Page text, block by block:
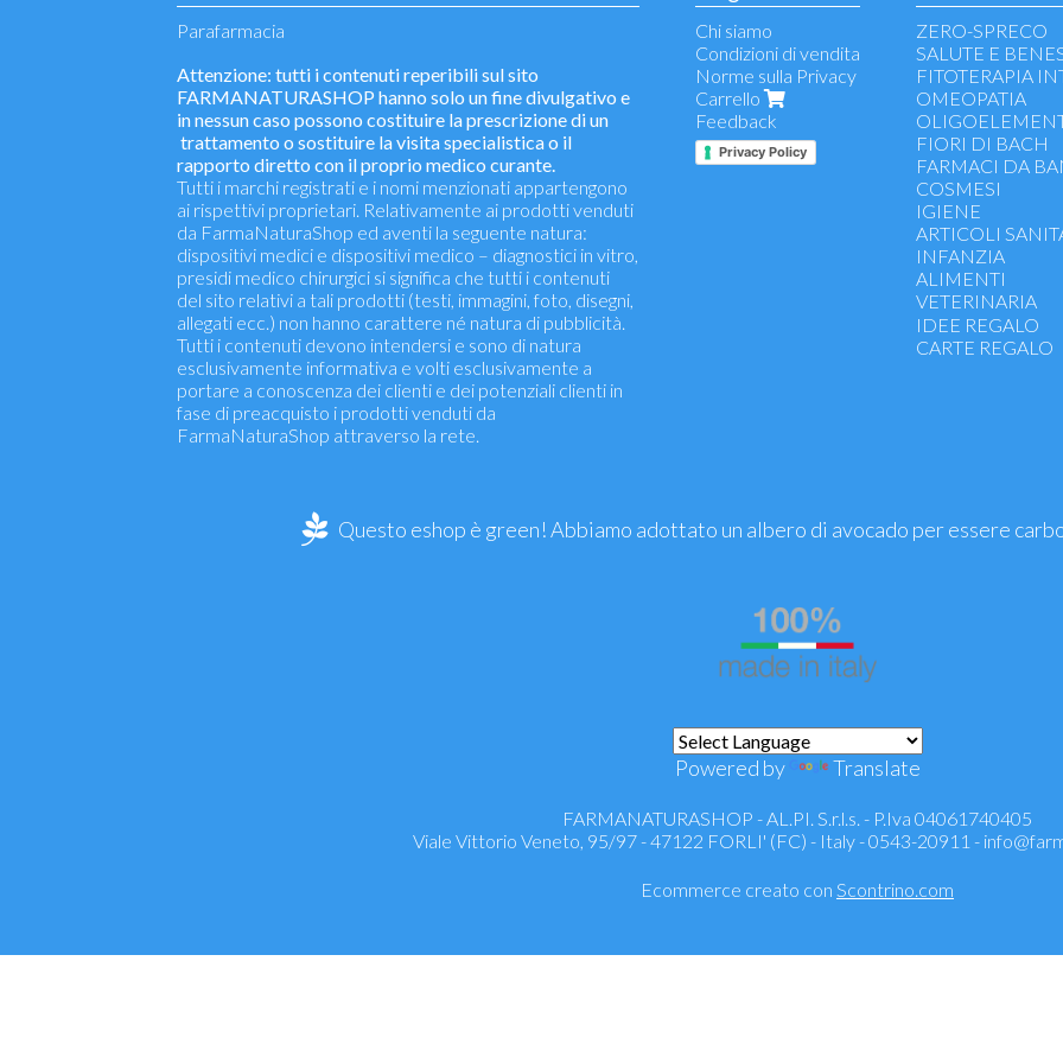
Parafarmacia
Attenzione: tutti i contenuti reperibili sul sito
FARMANATURASHOP hanno solo un fine divulgativo e
in nessun caso possono costituire la prescrizione di un
trattamento o sostituire la visita specialistica o il
rapporto diretto con il proprio medico curante.
Tutti i marchi registrati e i nomi menzionati appartengono
ai rispettivi proprietari. Relativamente ai prodotti venduti
da FarmaNaturaShop ed aventi la seguente natura:
dispositivi medici e dispositivi medico – diagnostici in vitro,
presidi medico chirurgici si significa che tutti i contenuti
del sito relativi a tali prodotti (testi, immagini, foto, disegni,
allegati ecc.) non hanno carattere né natura di pubblicità.
Tutti i contenuti devono intendersi e sono di natura
esclusivamente informativa e volti esclusivamente a
portare a conoscenza dei clienti e dei potenziali clienti in
fase di preacquisto i prodotti venduti da
FarmaNaturaShop attraverso la rete.
Chi siamo
Condizioni di vendita
Norme sulla Privacy
Carrello
Feedback
Privacy Policy
ZERO-SPRECO
SALUTE E
FITOTERAPIA
OMEOPATIA
FIORI DI BACH
FARMACI DA
COSMESI
IGIENE
ARTICOLI
INFANZIA
ALIMENTI
VETERINARIA
Detergenti -
Integratori
IDEE REGALO
CARTE REGALO
Questo eshop è green! Abbiamo adottato un albero di avocado per essere
Powered by Translate
FARMANATURASHOP - AL.PI. S.r.l.s. - P.Iva 04061740405
Viale Vittorio Veneto, 95/97 - 47122 FORLI' (FC) - Italy - 0543-20911 -
Ecommerce creato con Scontrino.com